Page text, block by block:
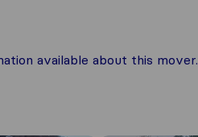
available about this mover.